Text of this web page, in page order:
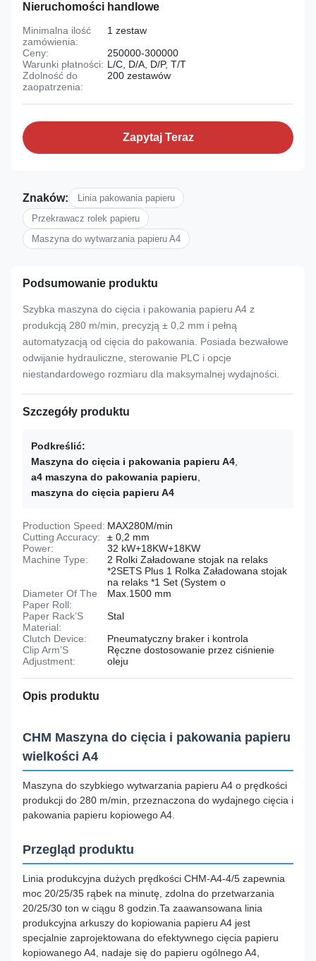
Nieruchomości handlowe
Minimalna ilość
zamówienia:
1 zestaw
Ceny:
250000-300000
Warunki płatności: L/C, D/A, D/P, T/T
Zdolność do
zaopatrzenia:
200 zestawów
Zapytaj Teraz
Znaków:
Linia pakowania papieru
Przekrawacz rolek papieru
Maszyna do wytwarzania papieru A4
Podsumowanie produktu
Szybka maszyna do cięcia i pakowania papieru A4 z
produkcją 280 m/min, precyzją ± 0,2 mm i pełną
automatyzacją od cięcia do pakowania. Posiada bezwałowe
odwijanie hydrauliczne, sterowanie PLC i opcje
niestandardowego rozmiaru dla maksymalnej wydajności.
Szczegóły produktu
Podkreślić:
Maszyna do cięcia i pakowania papieru A4
a4 maszyna do pakowania papieru
maszyna do cięcia papieru A4
Production Speed: MAX280M/min
Cutting Accuracy:
± 0,2 mm
Power:
32 kW+18KW+18KW
Machine Type:
2 Rolki Załadowane stojak na relaks
*2SETS Plus 1 Rolka Załadowana stojak
na relaks *1 Set (System o
Diameter Of The
Paper Roll:
Max.1500 mm
Paper Rack’S
Material:
Stal
Clutch Device:
Pneumatyczny braker i kontrola
Clip Arm’S
Adjustment:
Ręczne dostosowanie przez ciśnienie
oleju
Opis produktu
CHM Maszyna do cięcia i pakowania papieru
wielkości A4
Maszyna do szybkiego wytwarzania papieru A4 o prędkości
produkcji do 280 m/min, przeznaczona do wydajnego cięcia i
pakowania papieru kopiowego A4.
Przegląd produktu
Linia produkcyjna dużych prędkości CHM-A4-4/5 zapewnia
moc 20/25/35 rąbek na minutę, zdolna do przetwarzania
20/25/30 ton w ciągu 8 godzin.Ta zaawansowana linia
produkcyjna arkuszy do kopiowania papieru A4 jest
specjalnie zaprojektowana do efektywnego cięcia papieru
kopiowanego A4, nadaje się do papieru ogólnego A4,